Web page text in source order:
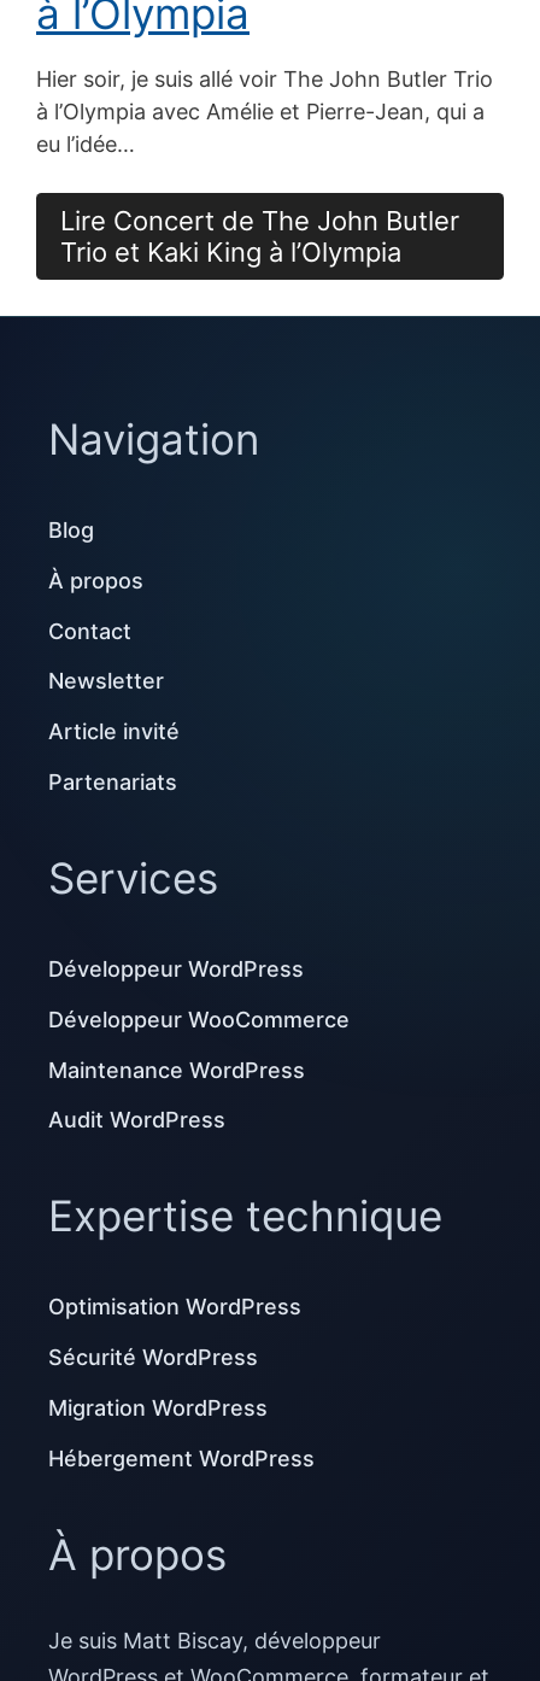
à l’Olympia
Hier soir, je suis allé voir The John Butler Trio
à l’Olympia avec Amélie et Pierre-Jean, qui a
eu l’idée…
Lire Concert de The John Butler
Trio et Kaki King à l’Olympia
Navigation
Blog
À propos
Contact
Newsletter
Article invité
Partenariats
Services
Développeur WordPress
Développeur WooCommerce
Maintenance WordPress
Audit WordPress
Expertise technique
Optimisation WordPress
Sécurité WordPress
Migration WordPress
Hébergement WordPress
À propos
Je suis Matt Biscay, développeur